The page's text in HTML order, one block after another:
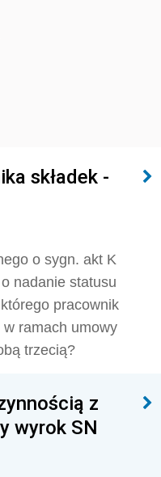
składek -
o sygn. akt K
nadanie statusu
pracownik
ramach umowy
trzecią?
z
wyrok SN